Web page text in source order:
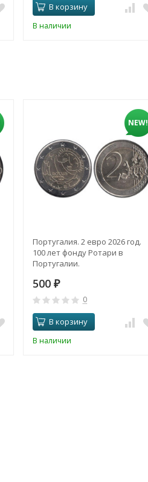
В корзину
В наличии
NEW!
Португалия. 2 евро 2026 год.
100 лет фонду Ротари в
Португалии.
500 ₽
0
В корзину
В наличии